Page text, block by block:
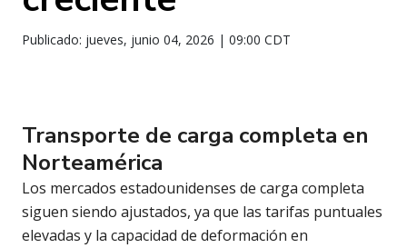
Publicado: jueves, junio 04, 2026 | 09:00 CDT
Transporte de carga completa en
Norteamérica
Los mercados estadounidenses de carga completa
siguen siendo ajustados, ya que las tarifas puntuales
elevadas y la capacidad de deformación en